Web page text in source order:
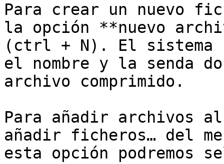
Para crear un nuevo
la opción **nuevo
(ctrl + N). El sistema
el nombre y la senda
archivo comprimido.
Para añadir archivos
añadir ficheros… del
esta opción podremos